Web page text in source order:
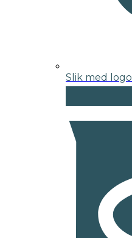
Slik med logo